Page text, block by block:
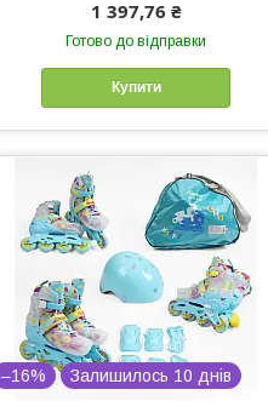
1 397,76 ₴
Готово до відправки
Купити
–16% Залишилось 10 днів